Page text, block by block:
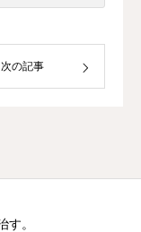
次の記事
す。